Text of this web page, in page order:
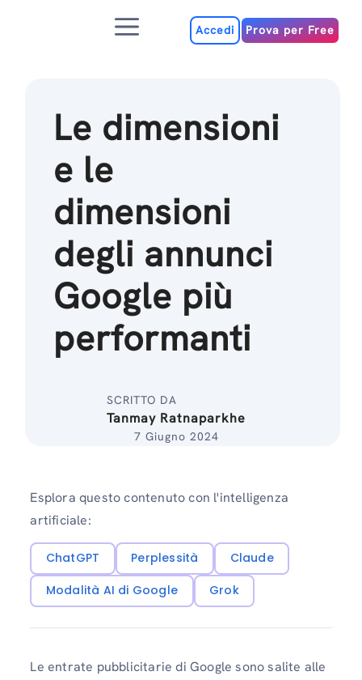
MenuAccedi Prova per Free
Le dimensioni
e le
dimensioni
degli annunci
Google più
performanti
SCRITTO DA
Tanmay Ratnaparkhe
7 Giugno 2024
Esplora questo contenuto con l'intelligenza
artificiale:
ChatGPT Perplessità
Claude
Modalità AI di Google
Grok
Le entrate pubblicitarie di Google sono salite alle